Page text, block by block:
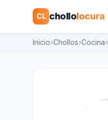
CL chollolocura
Inicio Chollos Cocina